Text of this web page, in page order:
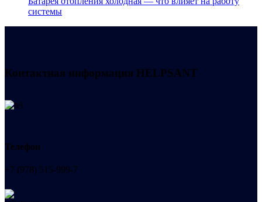
системы
Контактная информация HELPSANT
Телефон
+7 (978) 515-999-7